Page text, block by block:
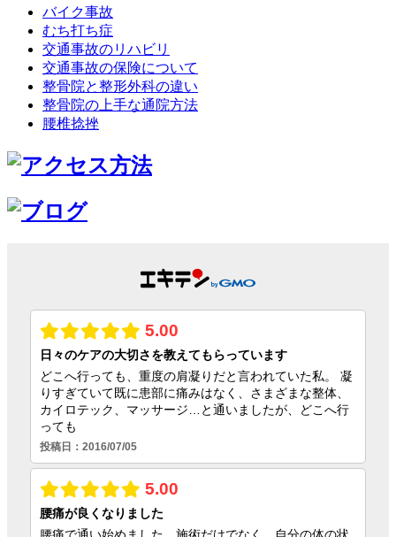
バイク事故
むち打ち症
交通事故のリハビリ
交通事故の保険について
整骨院と整形外科の違い
整骨院の上手な通院方法
腰椎捻挫